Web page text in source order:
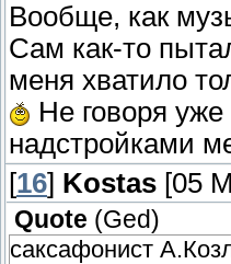
Вообще, как
Сам как-то
меня хватило
Не говоря
надстройками
[16] Kostas [05
Quote (Ged)
саксафонист